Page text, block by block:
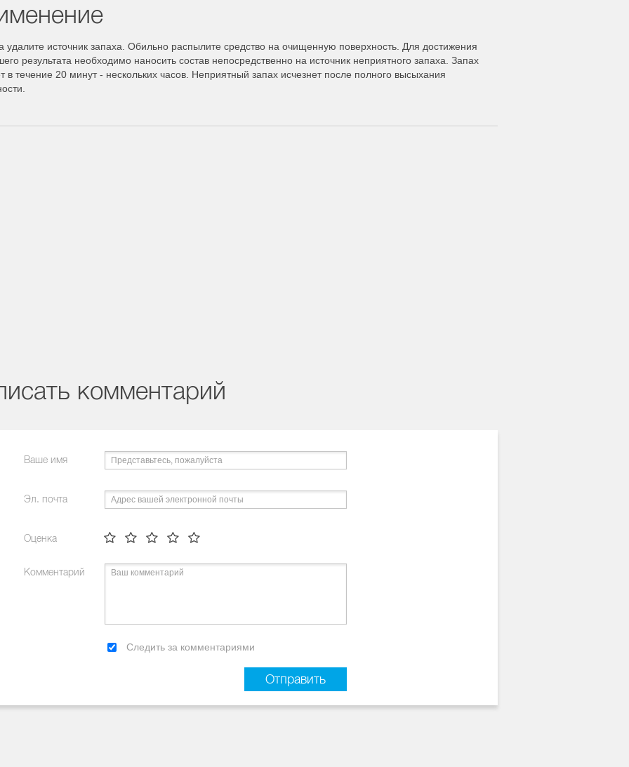
удалите источник запаха. Обильно распылите средство на очищенную поверхность. Для достижения
результата необходимо наносить состав непосредственно на источник неприятного запаха. Запах
в течение 20 минут - нескольких часов. Неприятный запах исчезнет после полного высыхания
комментарий
Ваше имя
Эл. почта
Оценка
Комментарий
Следить за комментариями